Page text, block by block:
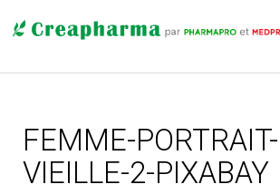
FEMME-
VIEILLE-2-PIXABAY